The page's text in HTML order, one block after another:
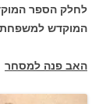
לחלק הספר
המוקדש למשפחת
האב פנה למסחר